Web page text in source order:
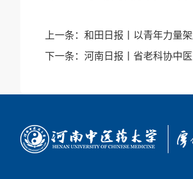
上一条： 和田日报丨以青年力量
下一条： 河南日报丨省老科协中